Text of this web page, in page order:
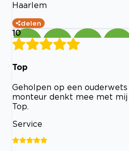
Haarlem
delen
10
Top
Geholpen op een
monteur denkt mee met
Top.
Service